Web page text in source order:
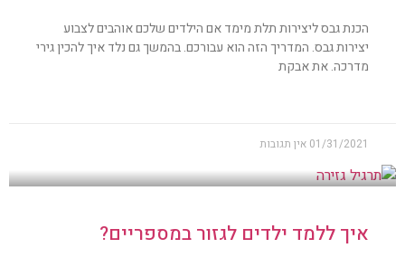
הכנת גבס ליצירות תלת מימד אם הילדים שלכם אוהבים לצבוע
יצירות גבס. המדריך הזה הוא עבורכם. בהמשך גם נלד איך להכין גירי
מדרכה. את אבקת
01/31/2021 אין תגובות
איך ללמד ילדים לגזור במספריים?